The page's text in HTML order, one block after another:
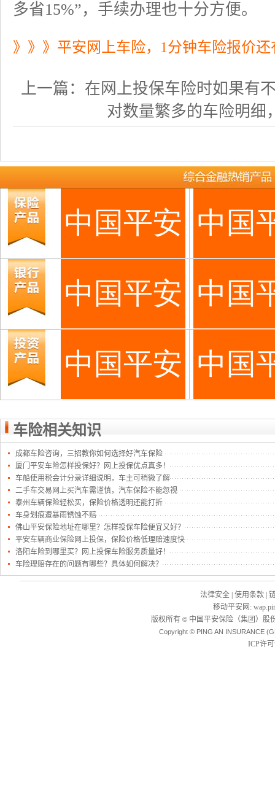
多省15%”，手续办理也十分方便。
》》》平安网上车险，1分钟车险报价
上一篇： 在网上投保车险时如果有
对数量繁多的车险明细
车险相关知识
成都车险咨询，三招教你如何选择好汽车保险
厦门平安车险怎样投保好？网上投保优点真多！
车船使用税会计分录详细说明，车主可稍微了解
二手车交易网上买汽车需谨慎，汽车保险不能忽视
泰州车辆保险轻松买，保险价格透明还能打折
车身划痕遭暴雨锈蚀不赔
佛山平安保险地址在哪里？怎样投保车险便宜又好？
平安车辆商业保险网上投保，保险价格低理赔速度快
洛阳车险到哪里买？网上投保车险服务质量好！
车险理赔存在的问题有哪些？具体如何解决？
法律安全 使用条款
移动平安网 :
版权所有 ©中国平安保险（集团）股
Copyright © PING AN INSURANCE
ICP许